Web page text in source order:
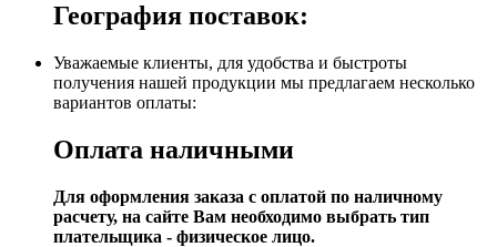
География поставок:
Уважаемые клиенты, для удобства и быстроты
получения нашей продукции мы предлагаем несколько
вариантов оплаты:
Оплата наличными
Для оформления заказа с оплатой по наличному
расчету, на сайте Вам необходимо выбрать тип
плательщика - физическое лицо.